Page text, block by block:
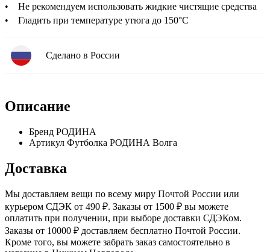
• Не рекомендуем использовать жидкие чистящие средства
• Гладить при температуре утюга до 150°C
Сделано в России
Описание
Бренд РОДИНА
Артикул Футболка РОДИНА Волга
Доставка
Мы доставляем вещи по всему миру Почтой России или
курьером СДЭК от 490 ₽. Заказы от 1500 ₽ вы можете
оплатить при получении, при выборе доставки СДЭКом.
Заказы от 10000 ₽ доставляем бесплатно Почтой России.
Кроме того, вы можете забрать заказ самостоятельно в